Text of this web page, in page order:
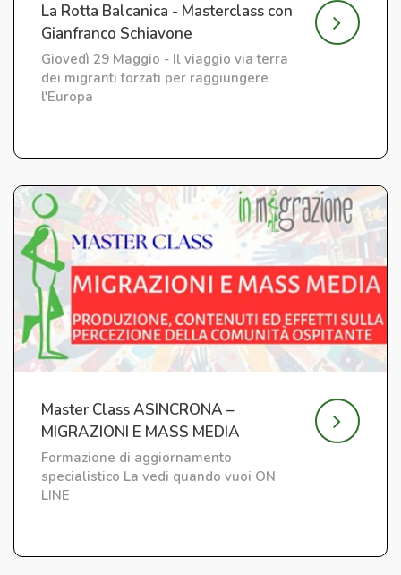
La Rotta Balcanica - Masterclass con
Gianfranco Schiavone
Giovedì 29 Maggio - Il viaggio via terra
dei migranti forzati per raggiungere
l'Europa
Master Class ASINCRONA –
MIGRAZIONI E MASS MEDIA
Formazione di aggiornamento
specialistico La vedi quando vuoi ON
LINE